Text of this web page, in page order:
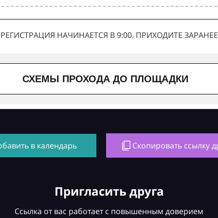
РЕГИСТРАЦИЯ НАЧИНАЕТСЯ В 9:00. ПРИХОДИТЕ ЗАРАНЕЕ
СХЕМЫ ПРОХОДА ДО ПЛОЩАДКИ
в календарь Скопировать ссылку
Пригласить друга
Ссылка от вас работает с повышенным доверием